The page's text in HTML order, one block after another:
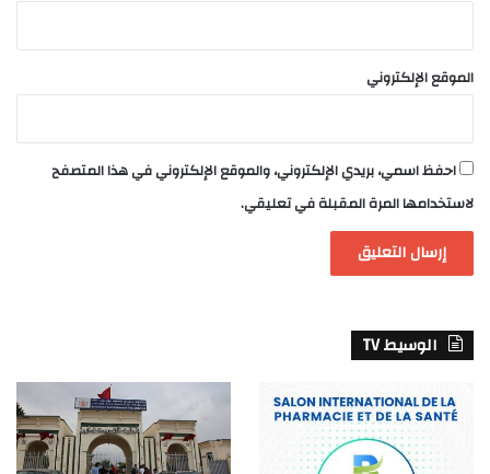
الموقع الإلكتروني
احفظ اسمي، بريدي الإلكتروني، والموقع الإلكتروني في هذا المتصفح
لاستخدامها المرة المقبلة في تعليقي.
الوسيط TV